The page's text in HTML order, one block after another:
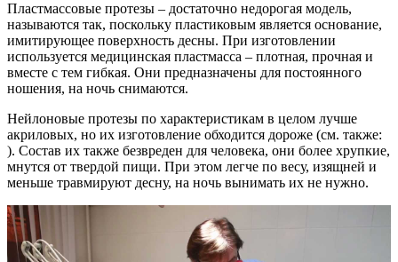
Пластмассовые протезы – достаточно недорогая модель,
называются так, поскольку пластиковым является основание,
имитирующее поверхность десны. При изготовлении
используется медицинская пластмасса – плотная, прочная и
вместе с тем гибкая. Они предназначены для постоянного
ношения, на ночь снимаются.
Нейлоновые протезы по характеристикам в целом лучше
акриловых, но их изготовление обходится дороже (см. также:
). Состав их также безвреден для человека, они более хрупкие,
мнутся от твердой пищи. При этом легче по весу, изящней и
меньше травмируют десну, на ночь вынимать их не нужно.